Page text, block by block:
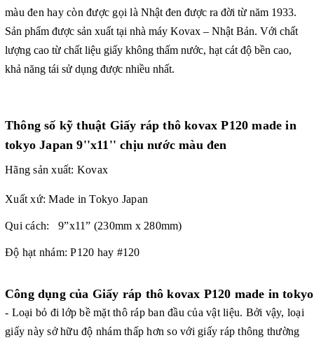
màu đen hay còn được gọi là Nhật đen được ra đời từ năm 1933.
Sản phẩm được sản xuất tại nhà máy Kovax – Nhật Bản. Với chất
lượng cao từ chất liệu giấy không thấm nước, hạt cát độ bền cao,
khả năng tái sử dụng được nhiều nhất.
Thông số kỹ thuật Giấy ráp thô kovax P120 made in
tokyo Japan 9''x11'' chịu nước màu đen
Hãng sản xuất: Kovax
Xuất xứ: Made in Tokyo Japan
Qui cách: 9”x11” (230mm x 280mm)
Độ hạt nhám: P120 hay #120
Công dụng của Giấy ráp thô kovax P120 made in
- Loại bỏ đi lớp bề mặt thô ráp ban đầu của vật liệu. Bởi vậy, loại
giấy này sở hữu độ nhám thấp hơn so với giấy ráp thông thường